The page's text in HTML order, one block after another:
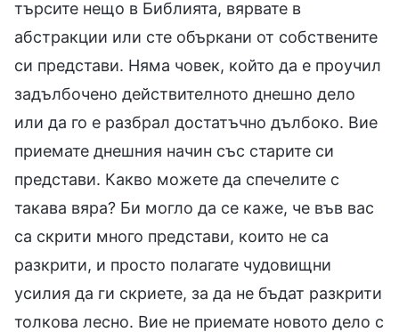
търсите нещо в Библията, вярвате в
абстракции или сте объркани от собствените
си представи. Няма човек, който да е проучил
задълбочено действителното днешно дело
или да го е разбрал достатъчно дълбоко. Вие
приемате днешния начин със старите си
представи. Какво можете да спечелите с
такава вяра? Би могло да се каже, че във вас
са скрити много представи, които не са
разкрити, и просто полагате чудовищни
усилия да ги скриете, за да не бъдат разкрити
толкова лесно. Вие не приемате новото дело с